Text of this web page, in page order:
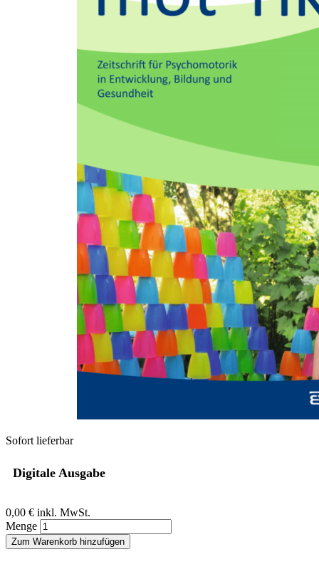
Zum Anfang der Bildergalerie springen
Ulf Henrik Göhle
Rezensionen: Joseph Richter-
Mackenstein: Spielend gelöst.
Systemisch-psychomotorische
Familienberatung: Theorie
Sofort lieferbar
Digitale Ausgabe
0,00 € inkl. MwSt.
Menge
Zum Warenkorb hinzufügen